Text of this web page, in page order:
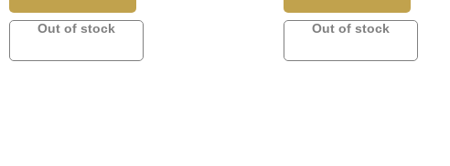
Out of stock Out of stock